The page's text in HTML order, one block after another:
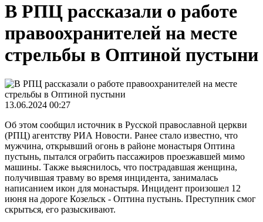
В РПЦ рассказали о работе
правоохранителей на месте
стрельбы в Оптиной пустыни
13.06.2024 00:27
Об этом сообщил источник в Русской православной церкви
(РПЦ) агентству РИА Новости. Ранее стало известно, что
мужчина, открывший огонь в районе монастыря Оптина
пустынь, пытался ограбить пассажиров проезжавшей мимо
машины. Также выяснилось, что пострадавшая женщина,
получившая травму во время инцидента, занималась
написанием икон для монастыря. Инцидент произошел 12
июня на дороге Козельск - Оптина пустынь. Преступник смог
скрыться, его разыскивают.